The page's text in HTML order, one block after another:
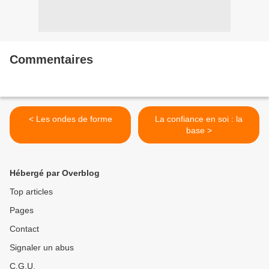
Commentaires
< Les ondes de forme
La confiance en soi : la
base >
Hébergé par Overblog
Top articles
Pages
Contact
Signaler un abus
C.G.U.